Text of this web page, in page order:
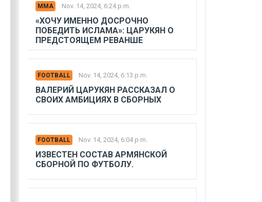
MMA Nov. 14, 2024, 6:24 p.m.
«ХОЧУ ИМЕННО ДОСРОЧНО
ПОБЕДИТЬ ИСЛАМА»: ЦАРУКЯН О
ПРЕДСТОЯЩЕМ РЕВАНШЕ
FOOTBALL Nov. 14, 2024, 6:13 p.m.
ВАЛЕРИЙ ЦАРУКЯН РАССКАЗАЛ О
СВОИХ АМБИЦИЯХ В СБОРНЫХ
FOOTBALL Nov. 14, 2024, 6:04 p.m.
ИЗВЕСТЕН СОСТАВ АРМЯНСКОЙ
СБОРНОЙ ПО ФУТБОЛУ.